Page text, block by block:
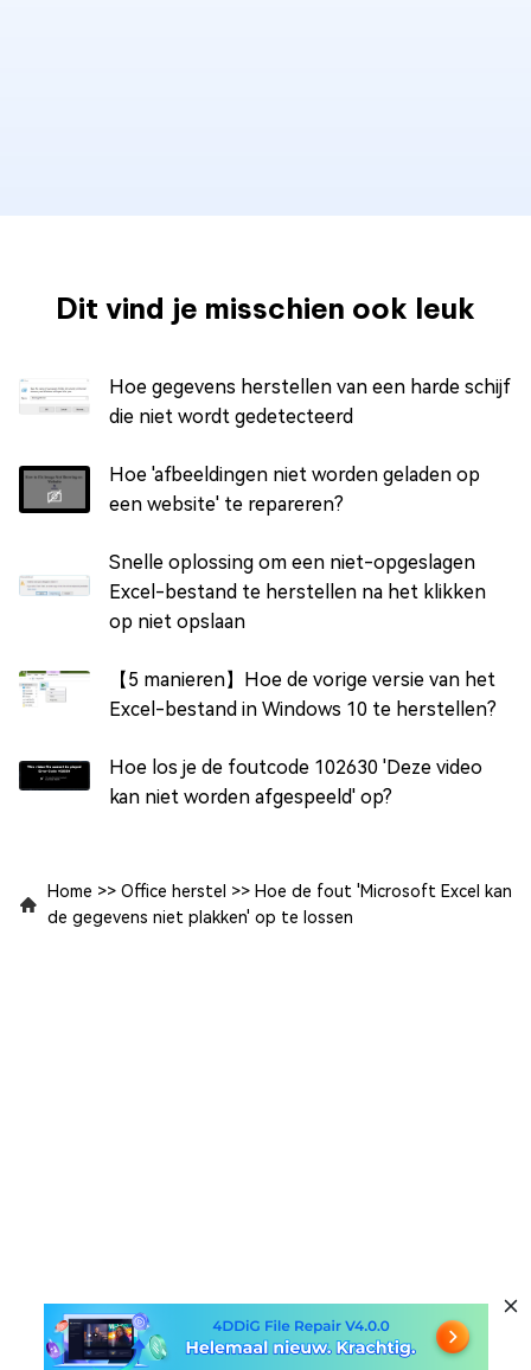
Dit vind je misschien ook leuk
Hoe gegevens herstellen van een harde schijf
die niet wordt gedetecteerd
Hoe 'afbeeldingen niet worden geladen op
een website' te repareren?
Snelle oplossing om een niet-opgeslagen
Excel-bestand te herstellen na het klikken
op niet opslaan
【5 manieren】Hoe de vorige versie van het
Excel-bestand in Windows 10 te herstellen?
Hoe los je de foutcode 102630 'Deze video
kan niet worden afgespeeld' op?
Home >> Office herstel >> Hoe de fout 'Microsoft Excel kan
de gegevens niet plakken' op te lossen